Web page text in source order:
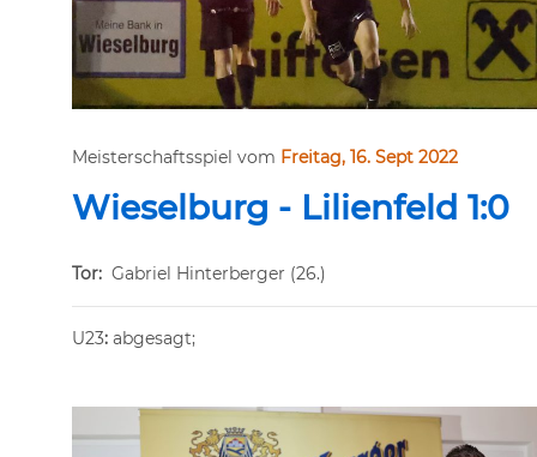
Meisterschaftsspiel vom Freitag, 16. Sept 2022
Wieselburg - Lilienfeld 1:0
Tor: Gabriel Hinterberger (26.)
U23: abgesagt;